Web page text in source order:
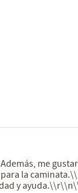
me
la
y